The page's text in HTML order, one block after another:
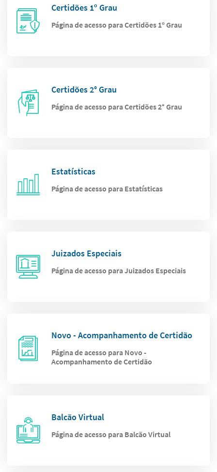
Certidões 1º Grau
Página de acesso para Certidões 1º Grau
Certidões 2° Grau
Página de acesso para Certidões 2° Grau
Estatísticas
Página de acesso para Estatísticas
Juizados Especiais
Página de acesso para Juizados Especiais
Novo - Acompanhamento de Certidão
Página de acesso para Novo -
Acompanhamento de Certidão
Balcão Virtual
Página de acesso para Balcão Virtual